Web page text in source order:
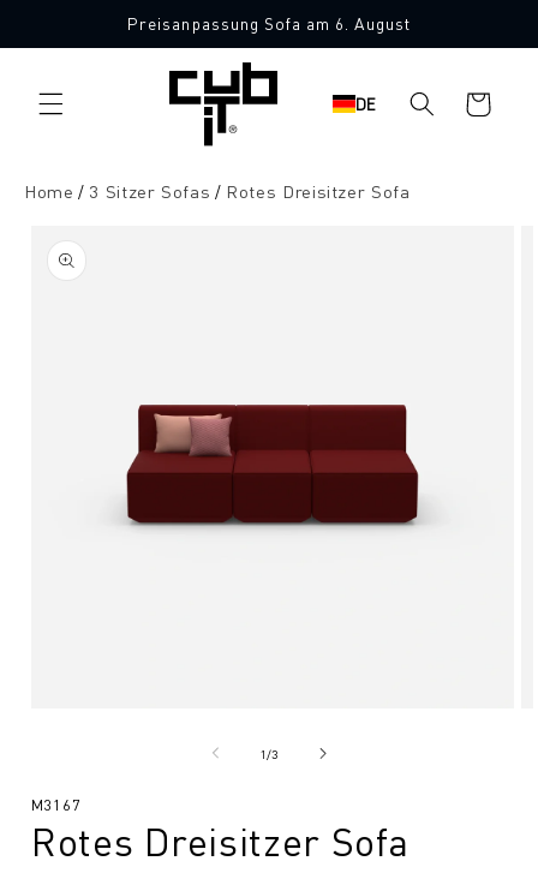
Inhalt
Preisanpassung Sofa am 6. August
DE Warenkorb
Home 3 Sitzer Sofas Rotes Dreisitzer Sofa
1/von
3
Made in Germany 🖤
SKU:
M3167
Rotes Dreisitzer Sofa